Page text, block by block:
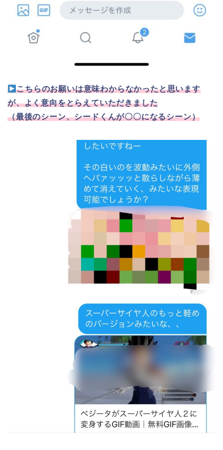
こちらのお願いは意味わからなかったと思います
が、よく意向をとらえていただきました
（最後のシーン、シードくんが〇〇になるシーン）